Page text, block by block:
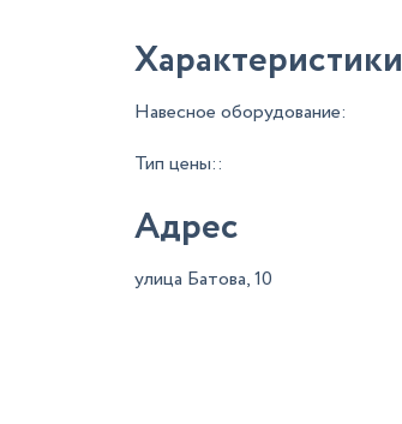
Характеристики
Навесное оборудование:
Тип цены::
Адрес
улица Батова, 10